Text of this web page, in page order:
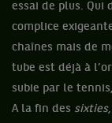
essai de plus. Qui
complice
chaînes mais de
tube est déjà à
subie par le
A la fin des sixties